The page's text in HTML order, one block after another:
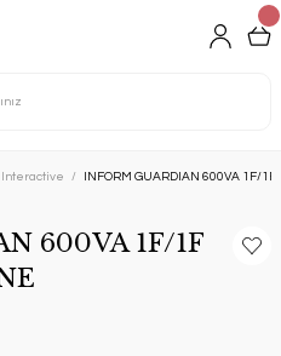
Interactive INFORM GUARDIAN 600VA 1F/
600VA 1F/1F